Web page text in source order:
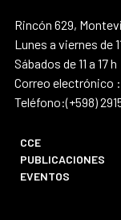
Rincón 629,
Lunes a viernes de
Sábados de 11 a 17 h
Correo electrónico
Teléfono:(+598)
CCE
PUBLICACIONES
EVENTOS